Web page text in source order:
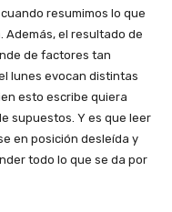
resumimos lo que
el resultado de
de factores tan
lunes evocan distintas
esto escribe quiera
supuestos. Y es que leer
en posición desleída y
todo lo que se da por